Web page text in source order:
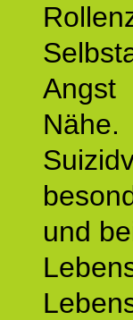
Angst
und